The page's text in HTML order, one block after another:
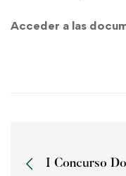
Acceder a las
I Concurso